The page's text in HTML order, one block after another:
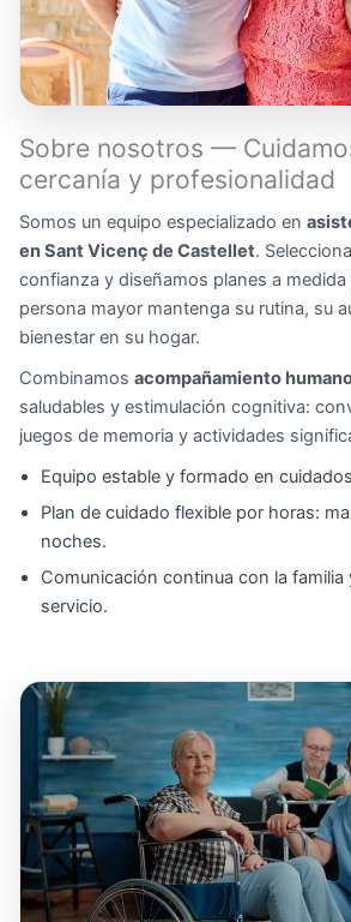
Sobre nosotros —
cercanía y profesionalidad
Somos un equipo especializado en
en Sant Vicenç de Castellet.
confianza y diseñamos planes a medida
persona mayor mantenga su rutina, su
bienestar en su hogar.
Combinamos acompañamiento
saludables y estimulación cognitiva:
juegos de memoria y actividades
Equipo estable y formado en
Plan de cuidado flexible por horas:
noches.
Comunicación continua con la familia
servicio.